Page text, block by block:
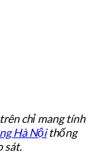
chỉ mang tính
Hà Nộithống
sát.